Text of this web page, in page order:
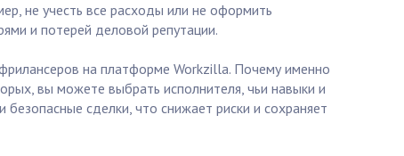
не учесть все расходы или не оформить
и потерей деловой репутации.
на платформе Workzilla. Почему именно
вы можете выбрать исполнителя, чьи навыки и
сделки, что снижает риски и сохраняет